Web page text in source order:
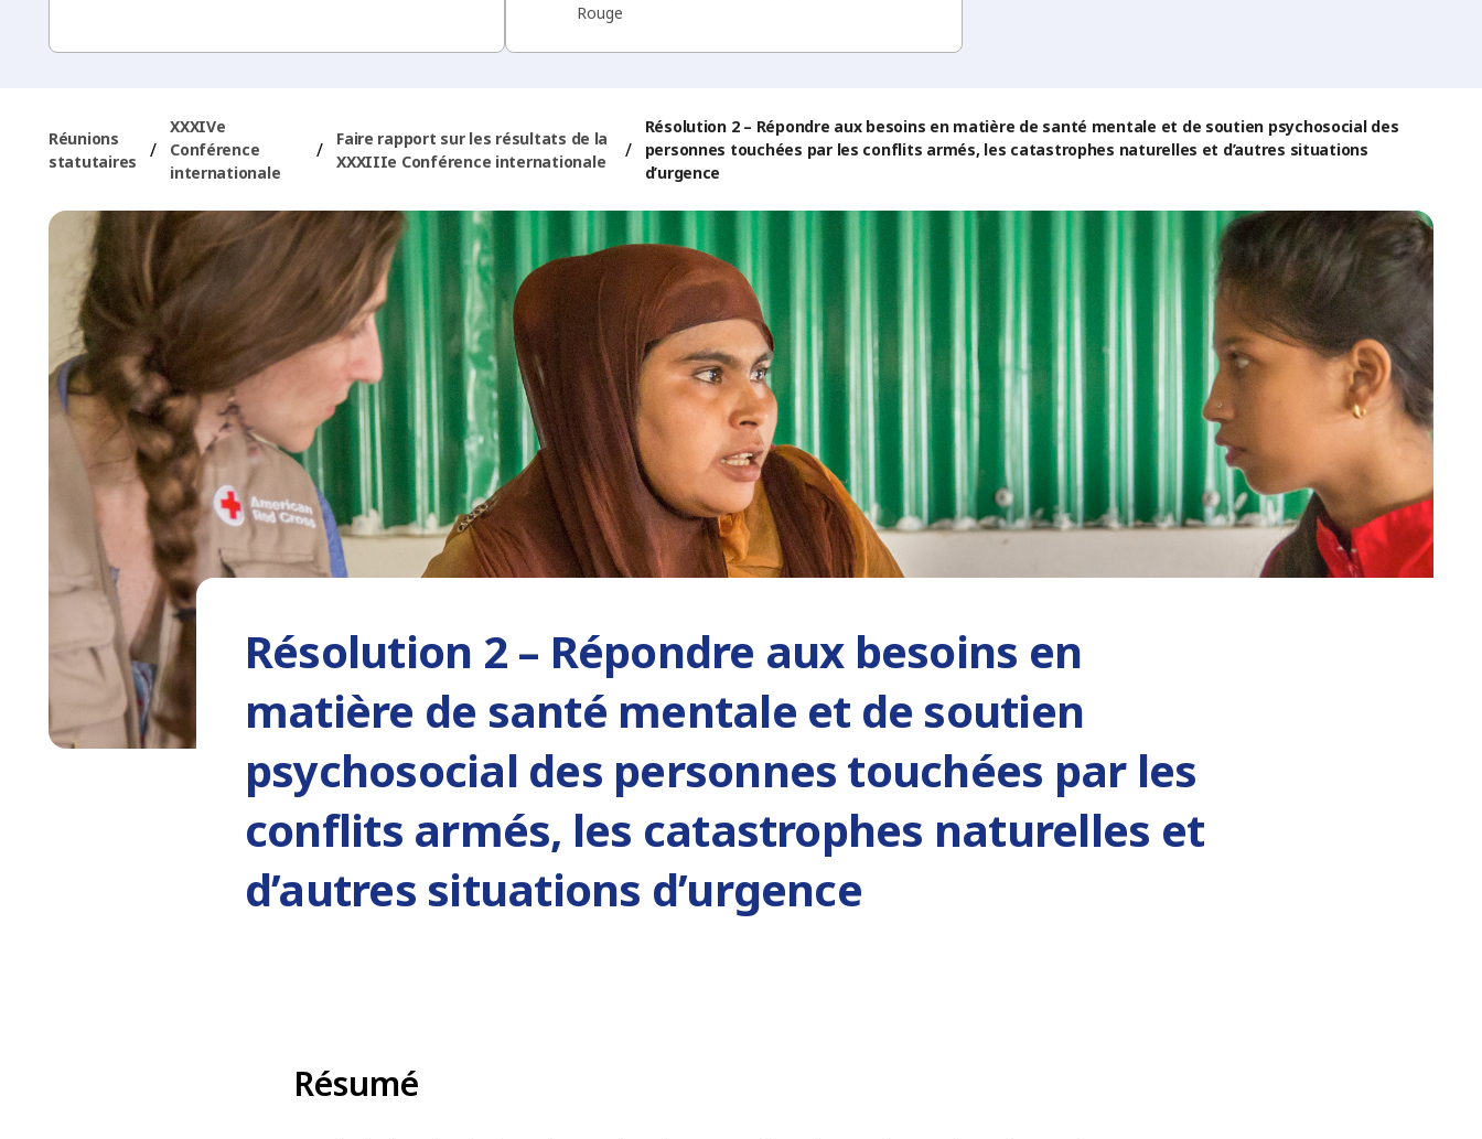
Rouge
Réunions
statutaires
/
XXXIVe
Conférence
internationale
/
Faire rapport sur les résultats de la
XXXIIIe Conférence internationale
/
Résolution 2 – Répondre aux besoins en matière de santé mentale et de soutien psychosocial des
personnes touchées par les conflits armés, les catastrophes naturelles et d’autres situations
d’urgence
Résolution 2 – Répondre aux besoins en
matière de santé mentale et de soutien
psychosocial des personnes touchées par les
conflits armés, les catastrophes naturelles et
d’autres situations d’urgence
Résumé